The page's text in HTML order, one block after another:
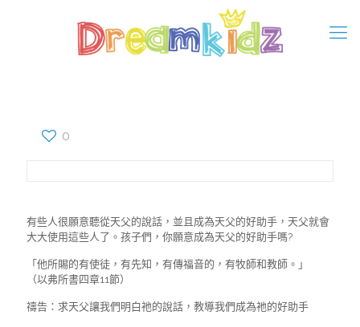
0
有些人很願意聽從天父的說話，並且成為天父的好助手，天父就會
大大使用這些人了。孩子們，你願意成為天父的好助手嗎?
「他所賜的有使徒，有先知，有傳福音的，有牧師和教師。」
（以弗所書四章11節）
禱告：求天父讓我們明白祂的說話，教導我們成為祂的好助手